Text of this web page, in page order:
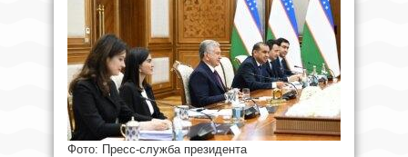
Фото: Пресс-служба президента